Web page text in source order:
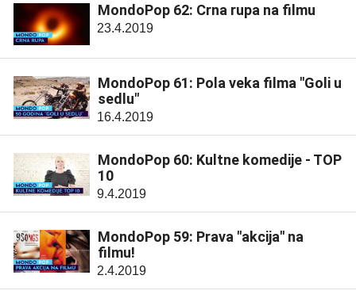
MondoPop 62: Crna rupa na filmu
23.4.2019
MondoPop 61: Pola veka filma "Goli u
sedlu"
16.4.2019
MondoPop 60: Kultne komedije - TOP
10
9.4.2019
MondoPop 59: Prava "akcija" na
filmu!
2.4.2019